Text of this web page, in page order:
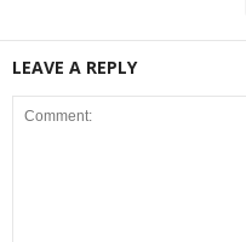
LEAVE A REPLY